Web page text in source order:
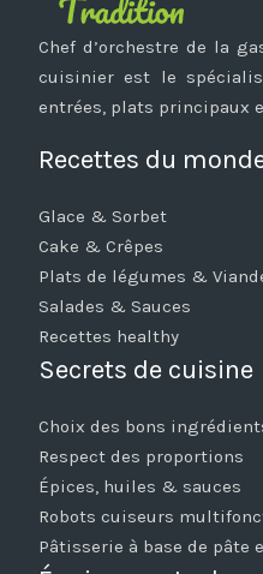
Chef d’orchestre de la
cuisinier est le
entrées, plats principaux
Recettes du
Glace & Sorbet
Cake & Crêpes
Plats de légumes &
Salades & Sauces
Recettes healthy
Secrets de cuisine
Choix des bons
Respect des proportions
Épices, huiles & sauces
Robots cuiseurs
Pâtisserie à base de pâte